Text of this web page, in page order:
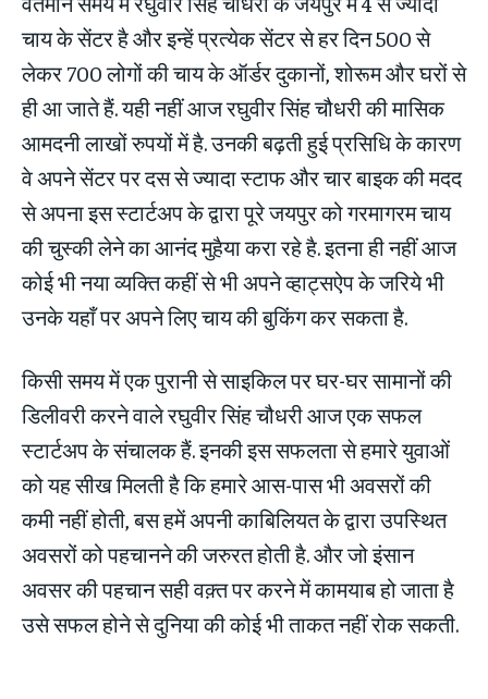
चाय के सेंटर है और इन्हें प्रत्येक सेंटर से हर दिन 500 से
लेकर 700 लोगों की चाय के ऑर्डर दुकानों, शोरूम और घरों से
ही आ जाते हैं. यही नहीं आज रघुवीर सिंह चौधरी की मासिक
आमदनी लाखों रुपयों में है. उनकी बढ़ती हुई प्रसिधि के कारण
वे अपने सेंटर पर दस से ज्यादा स्टाफ और चार बाइक की मदद
से अपना इस स्टार्टअप के द्वारा पूरे जयपुर को गरमागरम चाय
की चुस्की लेने का आनंद मुहैया करा रहे है. इतना ही नहीं आज
कोई भी नया व्यक्ति कहीं से भी अपने व्हाट्सऐप के जरिये भी
उनके यहाँ पर अपने लिए चाय की बुकिंग कर सकता है.
किसी समय में एक पुरानी से साइकिल पर घर-घर सामानों की
डिलीवरी करने वाले रघुवीर सिंह चौधरी आज एक सफल
स्टार्टअप के संचालक हैं. इनकी इस सफलता से हमारे युवाओं
को यह सीख मिलती है कि हमारे आस-पास भी अवसरों की
कमी नहीं होती, बस हमें अपनी काबिलियत के द्वारा उपस्थित
अवसरों को पहचानने की जरुरत होती है. और जो इंसान
अवसर की पहचान सही वक़्त पर करने में कामयाब हो जाता है
उसे सफल होने से दुनिया की कोई भी ताकत नहीं रोक सकती.